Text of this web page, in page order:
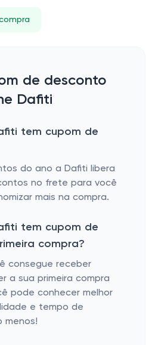
de desconto
Dafiti
tem cupom de
do ano a Dafiti libera
no frete para você
mais na compra.
tem cupom de
compra?
consegue receber
a sua primeira compra
pode conhecer melhor
e tempo de
menos!